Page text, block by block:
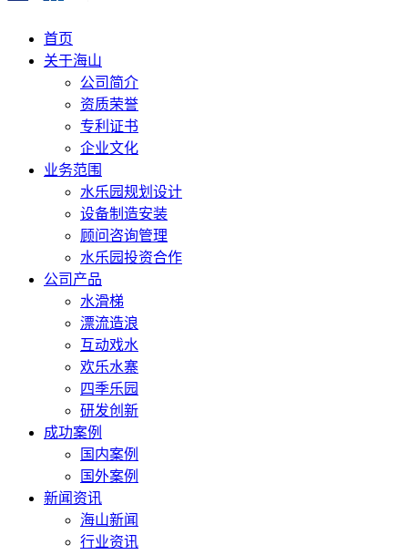
首页
关于海山
公司简介
资质荣誉
专利证书
企业文化
业务范围
水乐园规划设计
设备制造安装
顾问咨询管理
水乐园投资合作
公司产品
水滑梯
漂流造浪
互动戏水
欢乐水寨
四季乐园
研发创新
成功案例
国内案例
国外案例
新闻资讯
海山新闻
行业资讯